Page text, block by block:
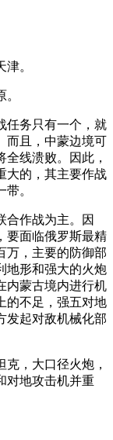
。­
任务只有一个，就
而且，中蒙边境可
线溃败。因此，
大的，其主要作战
。­
合作战为主。因
要面临俄罗斯最精
万，主要的防御部
地形和强大的火炮
内蒙古境内进行机
的不足，强五对地
发起对敌机械化部
，大口径火炮，
对地攻击机并重­